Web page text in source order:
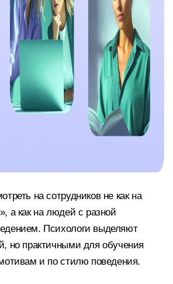
на сотрудников не как на
а как на людей с разной
Психологи выделяют
но практичными для обучения
и по стилю поведения.